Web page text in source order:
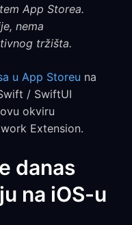
App Storea.
nema
tržišta.
u App Storeu na
/ SwiftUI
okviru
Extension.
danas
na iOS-u